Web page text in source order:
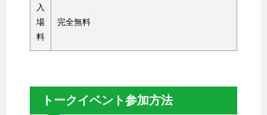
入
場
料
完全無料
トークイベント参加方法